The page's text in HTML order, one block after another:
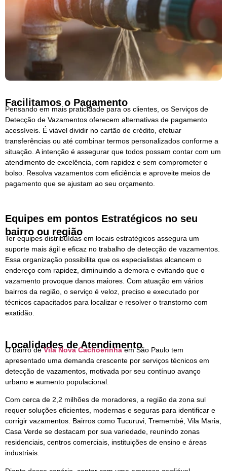
Facilitamos o Pagamento
Pensando em mais praticidade para os clientes, os Serviços de
Detecção de Vazamentos oferecem alternativas de pagamento
acessíveis. É viável dividir no cartão de crédito, efetuar
transferências ou até combinar termos personalizados conforme a
situação. A intenção é assegurar que todos possam contar com um
atendimento de excelência, com rapidez e sem comprometer o
bolso. Resolva vazamentos com eficiência e aproveite meios de
pagamento que se ajustam ao seu orçamento.
Equipes em pontos Estratégicos no seu
bairro ou região
Ter equipes distribuídas em locais estratégicos assegura um
suporte mais ágil e eficaz no trabalho de detecção de vazamentos.
Essa organização possibilita que os especialistas alcancem o
endereço com rapidez, diminuindo a demora e evitando que o
vazamento provoque danos maiores. Com atuação em vários
bairros da região, o serviço é veloz, preciso e executado por
técnicos capacitados para localizar e resolver o transtorno com
exatidão.
Localidades de Atendimento
O bairro deVila Nova Cachoerinhaem São Paulo tem
apresentado uma demanda crescente por serviços técnicos em
detecção de vazamentos, motivada por seu contínuo avanço
urbano e aumento populacional.
Com cerca de 2,2 milhões de moradores, a região da zona sul
requer soluções eficientes, modernas e seguras para identificar e
corrigir vazamentos. Bairros como Tucuruvi, Tremembé, Vila Maria,
Casa Verde se destacam por sua variedade, reunindo zonas
residenciais, centros comerciais, instituições de ensino e áreas
industriais.